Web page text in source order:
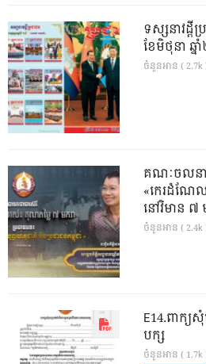
ទស្សនាវដ្ដី
ខែមិថុនា ឆ្
ចំនួនអាន (
គណៈចលនា
«កេរដំណែ
នៅវិមាន ៧
ចំនួនអាន (
E14.ពាក្យ
បក្ស
ចំនួនអាន (